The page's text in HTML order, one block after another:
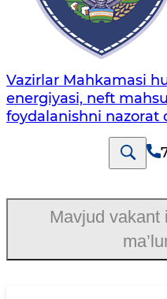
Vazirlar Mahkamasi
energiyasi, neft
foydalanishni nazorat
Mavjud vakant